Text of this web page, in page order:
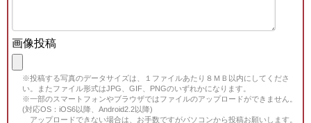
画像投稿
※投稿する写真のデータサイズは、１ファイルあたり８ＭＢ以内にしてくださ
い。またファイル形式はJPG、GIF、PNGのいずれかになります。
※一部のスマートフォンやブラウザではファイルのアップロードができません。
(対応OS：iOS6以降、Android2.2以降)
アップロードできない場合は、お手数ですがパソコンから投稿お願いします。